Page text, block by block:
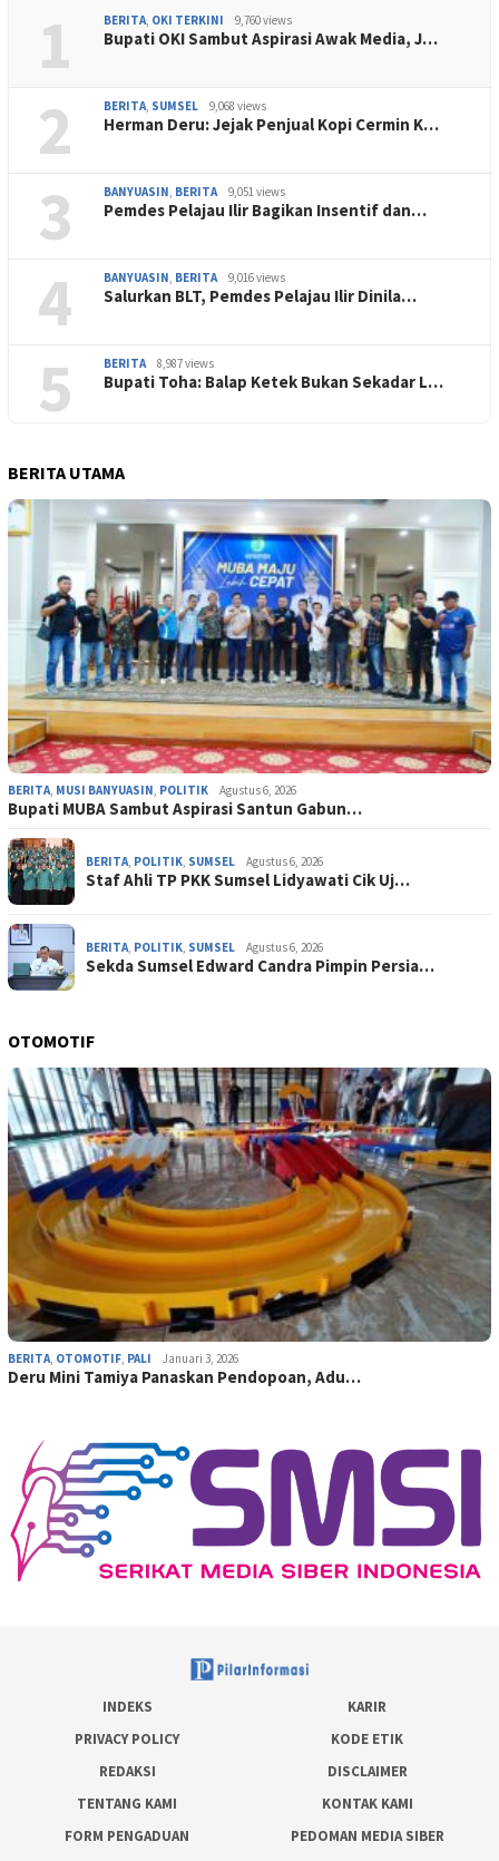
1 BERITA, OKI TERKINI 9,760 views
Bupati OKI Sambut Aspirasi Awak Media, J…
2 BERITA, SUMSEL 9,068 views
Herman Deru: Jejak Penjual Kopi Cermin K…
3 BANYUASIN, BERITA 9,051 views
Pemdes Pelajau Ilir Bagikan Insentif dan…
4 BANYUASIN, BERITA 9,016 views
Salurkan BLT, Pemdes Pelajau Ilir Dinila…
5 BERITA 8,987 views
Bupati Toha: Balap Ketek Bukan Sekadar L…
BERITA UTAMA
BERITA, MUSI BANYUASIN, POLITIK Agustus 6, 2026
Bupati MUBA Sambut Aspirasi Santun Gabun…
BERITA, POLITIK, SUMSEL Agustus 6, 2026
Staf Ahli TP PKK Sumsel Lidyawati Cik Uj…
BERITA, POLITIK, SUMSEL Agustus 6, 2026
Sekda Sumsel Edward Candra Pimpin Persia…
OTOMOTIF
BERITA OTOMOTIF PALI Januari 3, 2026
Deru Mini Tamiya Panaskan Pendopoan, Adu…
INDEKS
KARIR
PRIVACY POLICY
KODE ETIK
REDAKSI
DISCLAIMER
TENTANG KAMI
KONTAK KAMI
FORM PENGADUAN
PEDOMAN MEDIA SIBER